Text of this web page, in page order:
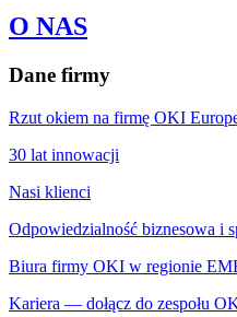
O NAS
Dane firmy
Rzut okiem na firmę OKI
30 lat innowacji
Nasi klienci
Odpowiedzialność biznesowa i
Biura firmy OKI w regionie
Kariera — dołącz do zespołu